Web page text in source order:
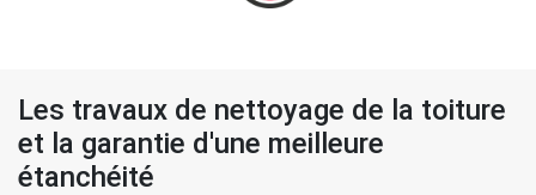
Les travaux de nettoyage de la toiture
et la garantie d'une meilleure
étanchéité